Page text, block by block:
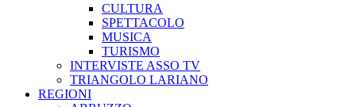
CULTURA
SPETTACOLO
MUSICA
TURISMO
INTERVISTE ASSO TV
TRIANGOLO LARIANO
REGIONI